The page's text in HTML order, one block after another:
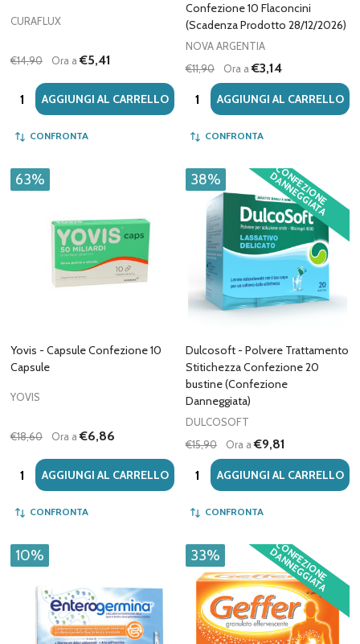
CURAFLUX
€14,90 Ora a€5,41
Quantità:AGGIUNGI AL CARRELLO
CONFRONTA
Confezione 10 Flaconcini
(Scadenza Prodotto 28/12/2026)
NOVA ARGENTIA
€11,90
Ora a€3,14
Quantità:AGGIUNGI AL CARRELLO
CONFRONTA
63%
Yovis - Capsule Confezione 10
Capsule
YOVIS
€18,60 Ora a€6,86
Quantità:AGGIUNGI AL CARRELLO
CONFRONTA
38% C
O
N
F
E
Z
IO
N
E
D
A
N
N
E
G
G
IA
T
A
Dulcosoft - Polvere Trattamento
Stitichezza Confezione 20
bustine (Confezione
Danneggiata)
DULCOSOFT
€15,90
Ora a€9,81
Quantità:AGGIUNGI AL CARRELLO
CONFRONTA
10% 33% C
O
N
F
E
Z
IO
N
E
D
A
N
N
E
G
G
IA
T
A